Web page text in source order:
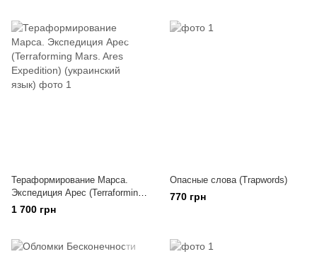
Тераформирование Марса.
Экспедиция Арес (Terraforming
Mars. Ares Expedition)
(украинский язык)
1 700 грн
Опасные слова (Trapwords)
770 грн